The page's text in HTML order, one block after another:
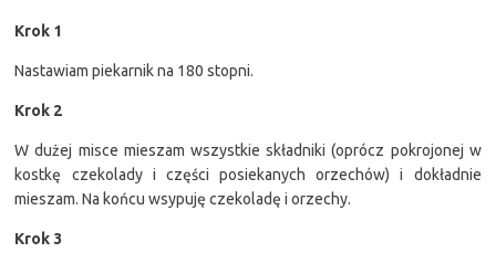
Krok 1
Nastawiam piekarnik na 180 stopni.
Krok 2
W dużej misce mieszam wszystkie składniki (oprócz pokrojonej w
kostkę czekolady i części posiekanych orzechów) i dokładnie
mieszam. Na końcu wsypuję czekoladę i orzechy.
Krok 3